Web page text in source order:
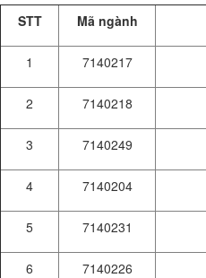
STT Mã ngành
1 7140217
2 7140218
3 7140249
4 7140204
5 7140231
6 7140226